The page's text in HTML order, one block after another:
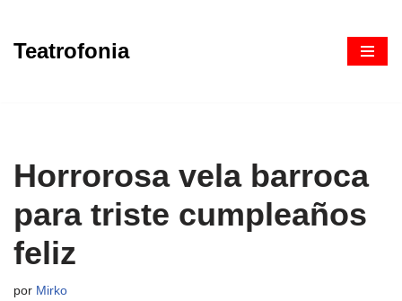
Saltar
Teatrofonia
Horrorosa vela barroca
para triste cumpleaños
feliz
por Mirko